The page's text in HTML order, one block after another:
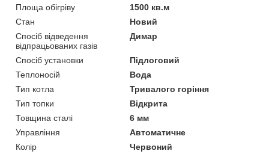
Площа обігріву
1500 кв.м
Стан
Новий
Спосіб відведення
відпрацьованих газів
Димар
Спосіб установки
Підлоговий
Теплоносій
Вода
Тип котла
Тривалого горіння
Тип топки
Відкрита
Товщина сталі
6 мм
Управління
Автоматичне
Колір
Червоний